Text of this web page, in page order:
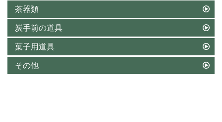
茶器類
炭手前の道具
菓子用道具
その他